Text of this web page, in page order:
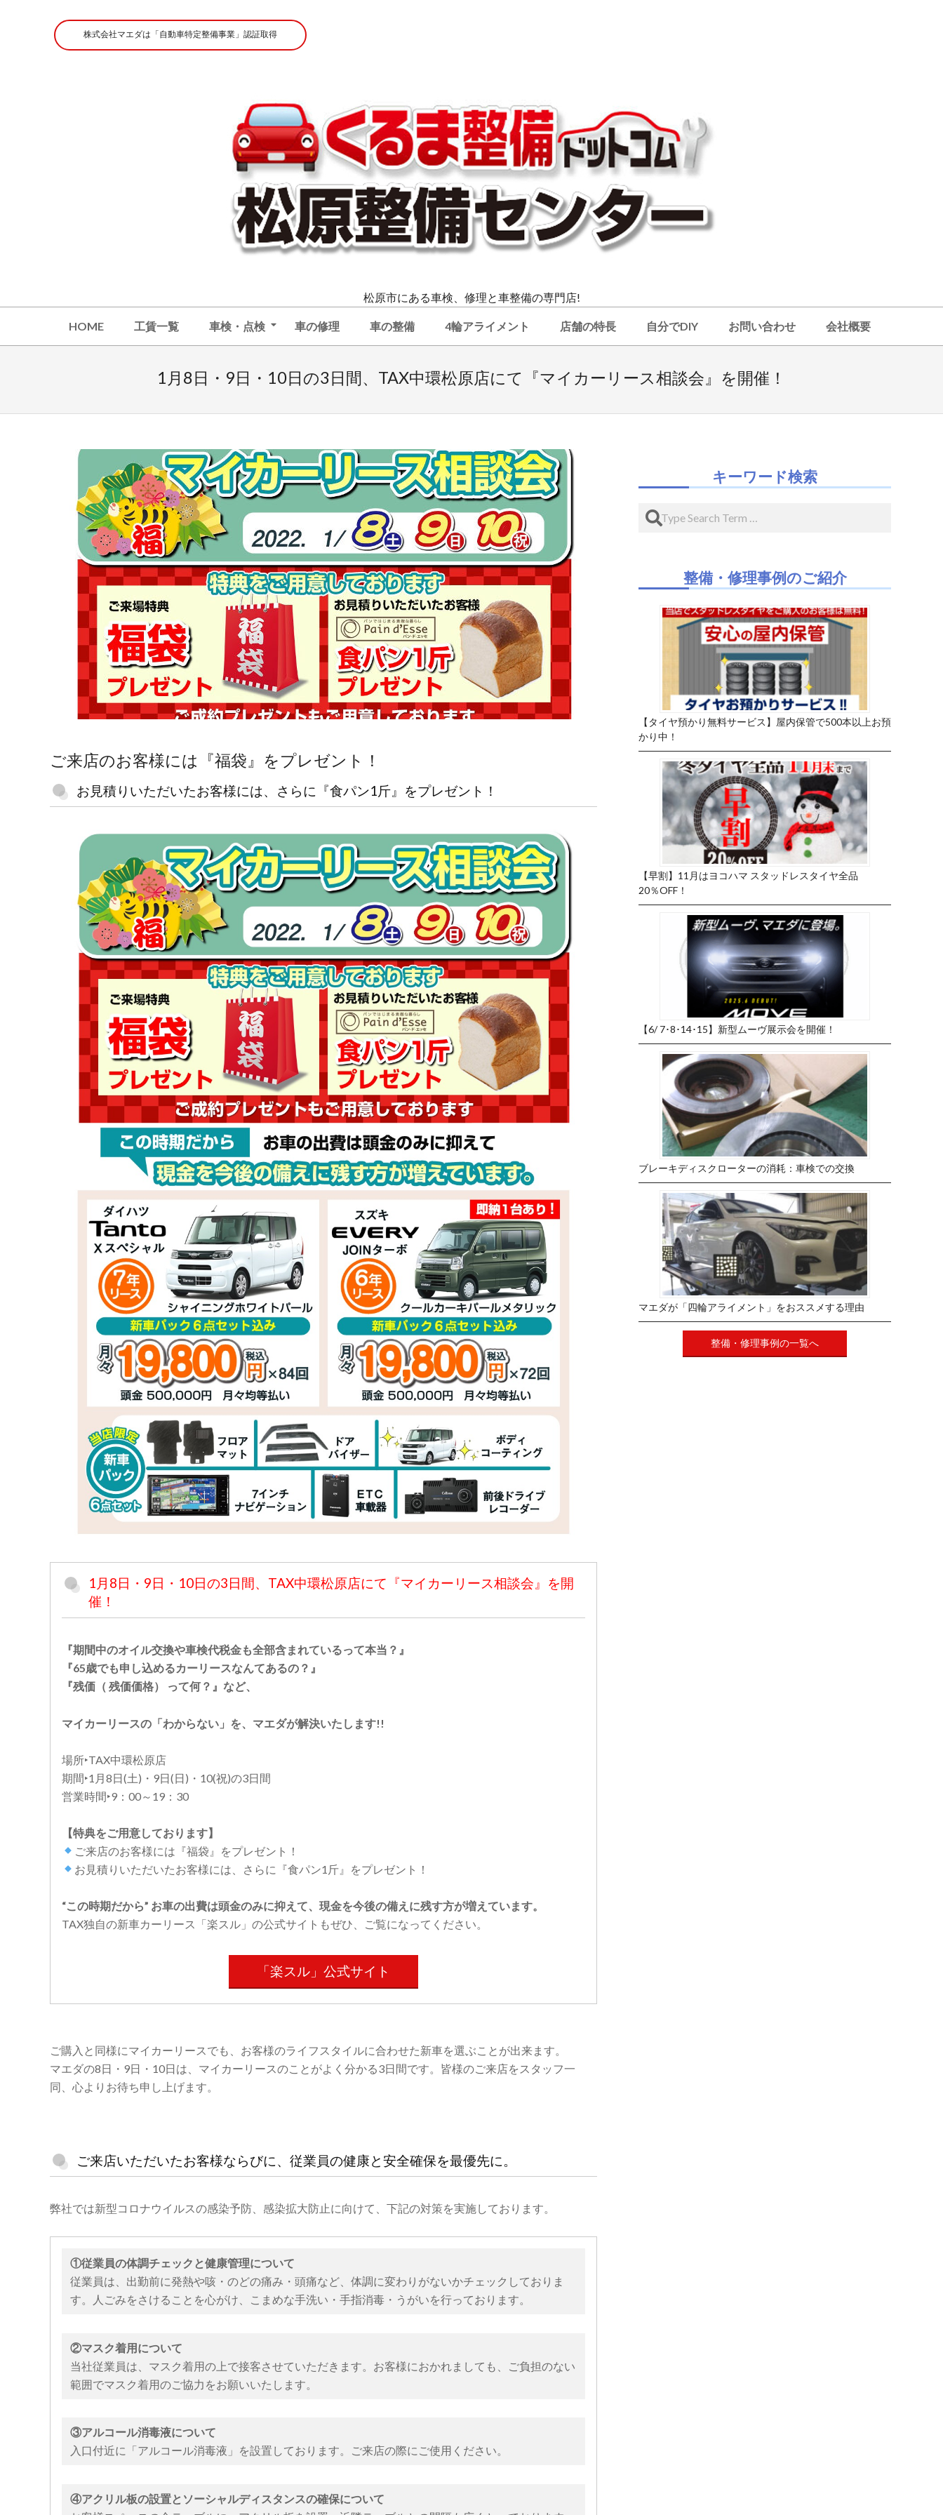
株式会社マエダは「自動車特定整備事業」認証取得
式
会
社
マ
松
原
整
備
セ
ン
タ
ー
｜
松
原
に
あ
る
車
検、
修
理
と
車
整
備
の
専
門
店
【く
る
ま
整
備
ド
ッ
ト
コ
ム】
松原市にある車検、修理と車整備の専門店!
Navigation
HOME 工賃一覧 車検・点検 車の修理 車の整備 4輪アライメント 店舗の特長 自分でDIY お問い合わせ 会社概要
1月8日・9日・10日の3日間、TAX中環松原店にて『マイカーリース相談会』を開催！
ご来店のお客様には『福袋』をプレゼント！
お見積りいただいたお客様には、さらに『食パン1斤』をプレゼント！
1月8日・9日・10日の3日間、TAX中環松原店にて『マイカーリース相談会』を開
催！
『期間中のオイル交換や車検代税金も全部含まれているって本当？』
『65歳でも申し込めるカーリースなんてあるの？』
『残価（ 残価価格） って何？』など、
マイカーリースの「わからない」を、マエダが解決いたします!!
場所‣TAX中環松原店
期間‣1月8日(土)・9日(日)・10(祝)の3日間
営業時間‣9：00～19：30
【特典をご用意しております】
ご来店のお客様には『福袋』をプレゼント！
お見積りいただいたお客様には、さらに『食パン1斤』をプレゼント！
“この時期だから” お車の出費は頭金のみに抑えて、現金を今後の備えに残す方が増えています。
TAX独自の新車カーリース「楽スル」の公式サイトもぜひ、ご覧になってください。
「楽スル」公式サイト
ご購入と同様にマイカーリースでも、お客様のライフスタイルに合わせた新車を選ぶことが出来ます。
マエダの8日・9日・10日は、マイカーリースのことがよく分かる3日間です。皆様のご来店をスタッフ一
同、心よりお待ち申し上げます。
ご来店いただいたお客様ならびに、従業員の健康と安全確保を最優先に。
弊社では新型コロナウイルスの感染予防、感染拡大防止に向けて、下記の対策を実施しております。
①従業員の体調チェックと健康管理について
従業員は、出勤前に発熱や咳・のどの痛み・頭痛など、体調に変わりがないかチェックしておりま
す。人ごみをさけることを心がけ、こまめな手洗い・手指消毒・うがいを行っております。
②マスク着用について
当社従業員は、マスク着用の上で接客させていただきます。お客様におかれましても、ご負担のない
範囲でマスク着用のご協力をお願いいたします。
③アルコール消毒液について
入口付近に「アルコール消毒液」を設置しております。ご来店の際にご使用ください。
④アクリル板の設置とソーシャルディスタンスの確保について
キーワード検索
Search
整備・修理事例のご紹介
【タイヤ預かり無料サービス】屋内保管で500本以上お預
かり中！
【早割】11月はヨコハマ スタッドレスタイヤ全品
20％OFF！
【6/ 7･8･14･15】新型ムーヴ展示会を開催！
ブレーキディスクローターの消耗：車検での交換
マエダが「四輪アライメント」をおススメする理由
整備・修理事例の一覧へ